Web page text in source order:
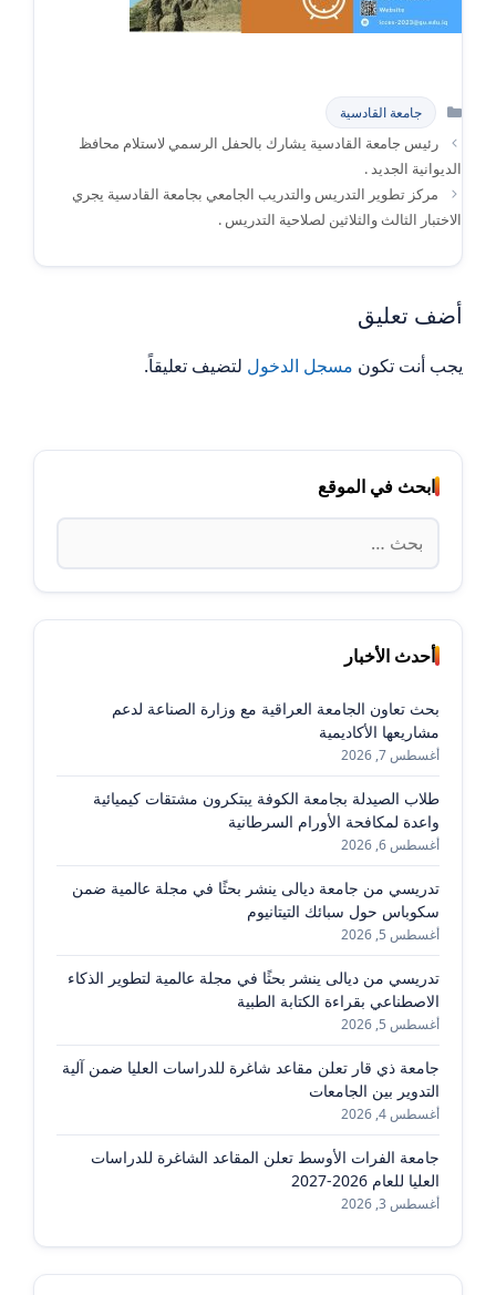
التصنيفات
جامعة القادسية
رئيس جامعة القادسية يشارك بالحفل الرسمي لاستلام محافظ
الديوانية الجديد .
مركز تطوير التدريس والتدريب الجامعي بجامعة القادسية يجري
الاختبار الثالث والثلاثين لصلاحية التدريس .
أضف تعليق
يجب أنت تكون مسجل الدخول لتضيف تعليقاً.
ابحث في الموقع
البحث
عن:
أحدث الأخبار
بحث تعاون الجامعة العراقية مع وزارة الصناعة لدعم
مشاريعها الأكاديمية
أغسطس 7, 2026
طلاب الصيدلة بجامعة الكوفة يبتكرون مشتقات كيميائية
واعدة لمكافحة الأورام السرطانية
أغسطس 6, 2026
تدريسي من جامعة ديالى ينشر بحثًا في مجلة عالمية ضمن
سكوباس حول سبائك التيتانيوم
أغسطس 5, 2026
تدريسي من ديالى ينشر بحثًا في مجلة عالمية لتطوير الذكاء
الاصطناعي بقراءة الكتابة الطبية
أغسطس 5, 2026
جامعة ذي قار تعلن مقاعد شاغرة للدراسات العليا ضمن آلية
التدوير بين الجامعات
أغسطس 4, 2026
جامعة الفرات الأوسط تعلن المقاعد الشاغرة للدراسات
العليا للعام 2026-2027
أغسطس 3, 2026